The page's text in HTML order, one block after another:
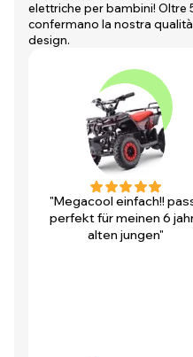
elettriche per bambini! Oltre
confermano la nostra
design.
"Megacool einfach!!
perfekt für meinen 6
alten jungen"